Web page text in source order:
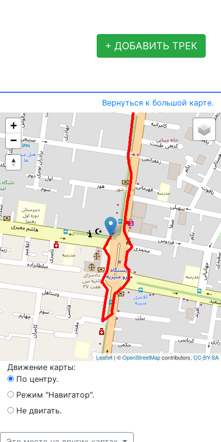
+ ДОБАВИТЬ ТРЕК
Вернуться к большой карте.
+
−
Leaflet | ©OpenStreetMapcontributors, CC-BY-SA
Движение карты:
По центру.
Режим "Навигатор".
Не двигать.